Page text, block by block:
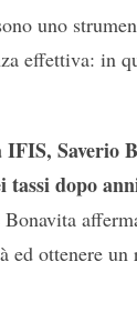
uno
effettiva: in
Saverio
dopo
Bonavita
ottenere un